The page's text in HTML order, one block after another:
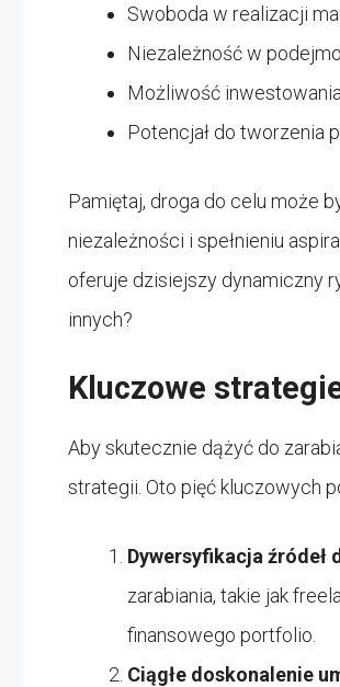
Swoboda w realizacji
Niezależność w
Możliwość
Potencjał do tworzenia
Pamiętaj, droga do celu może
niezależności i spełnieniu
oferuje dzisiejszy dynamiczny
innych?
Kluczowe
Aby skutecznie dążyć do
strategii. Oto pięć kluczowych
Dywersyfikacja źródeł
zarabiania, takie jak
finansowego portfolio.
Ciągłe doskonalenie